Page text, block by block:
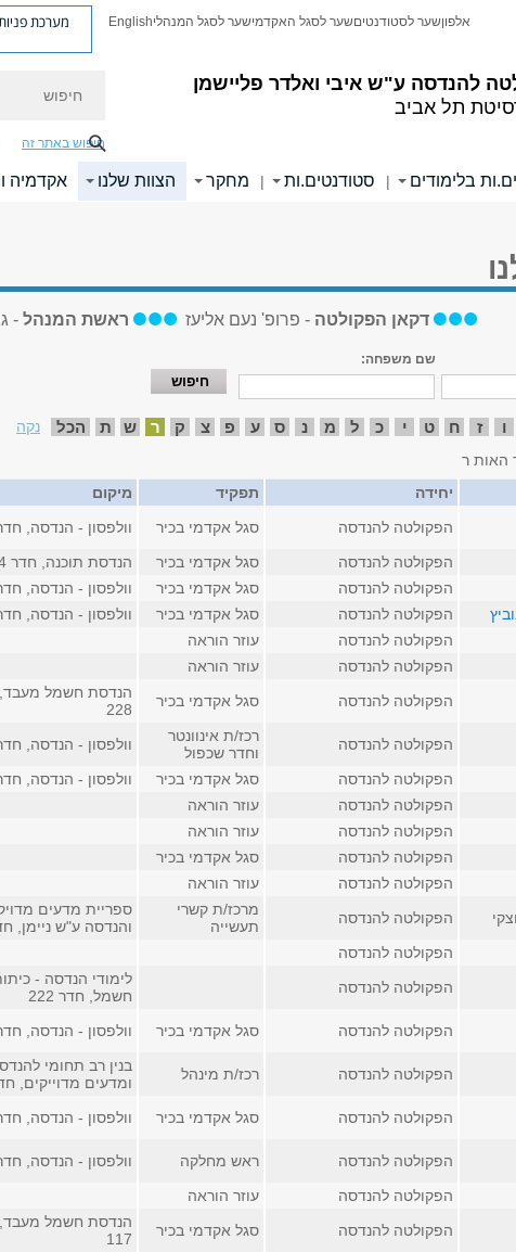
להנדסה ע"ש איבי ואלדר פליישמן
תל אביב
אלפוןשער לסטודנטיםשער לסגל האקדמישער לסגל המנהליEnglish מערכת פניות
חיפוש באתר זה
בלימודים | סטודנטים.ות | מחקר הצוות שלנו אקדמיה
דקאן הפקולטה - פרופ' נעם אליעז ראשת המנהל -
שם משפחה:
ו ז ח ט י כ ל מ נ ס ע פ צ ק ר ש ת הכל
נקה
האות ר
יחידה תפקיד מיקום
הפקולטה להנדסה סגל אקדמי בכיר וולפסון - הנדסה, חדר
הפקולטה להנדסה סגל אקדמי בכיר הנדסת תוכנה, חדר 204
הפקולטה להנדסה סגל אקדמי בכיר וולפסון - הנדסה, חדר
הפקולטה להנדסה סגל אקדמי בכיר וולפסון - הנדסה, חדר
הפקולטה להנדסה
עוזר הוראה
הפקולטה להנדסה
עוזר הוראה
הפקולטה להנדסה סגל אקדמי בכיר
הנדסת חשמל
228
הפקולטה להנדסה
רכז/ת אינוונטר
וחדר שכפול
וולפסון - הנדסה, חדר
הפקולטה להנדסה סגל אקדמי בכיר וולפסון - הנדסה, חדר
הפקולטה להנדסה
עוזר הוראה
הפקולטה להנדסה
עוזר הוראה
הפקולטה להנדסה סגל אקדמי בכיר
הפקולטה להנדסה
עוזר הוראה
הפקולטה להנדסה
מרכז/ת קשרי
תעשייה
ספריית מדעים
והנדסה ע"ש ניימן, חדר
הפקולטה להנדסה
הפקולטה להנדסה
לימודי הנדסה -
חשמל, חדר 222
הפקולטה להנדסה סגל אקדמי בכיר וולפסון - הנדסה, חדר
הפקולטה להנדסה רכז/ת מינהל
בנין רב תחומי
ומדעים מדוייקים, חדר
הפקולטה להנדסה סגל אקדמי בכיר וולפסון - הנדסה, חדר
הפקולטה להנדסה
ראש מחלקה וולפסון - הנדסה, חדר
הפקולטה להנדסה
עוזר הוראה
הפקולטה להנדסה סגל אקדמי בכיר
הנדסת חשמל
117